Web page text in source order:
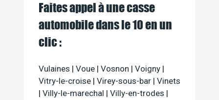
Faites appel à une casse
automobile dans le 10 en un
clic :
Vulaines | Voue | Vosnon | Voigny |
Vitry-le-croise | Virey-sous-bar | Vinets
| Villy-le-marechal | Villy-en-trodes |